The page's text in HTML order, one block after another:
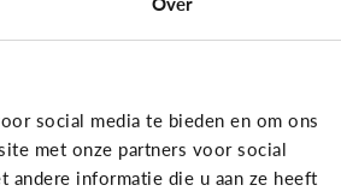
social media te bieden en om ons
met onze partners voor social
andere informatie die u aan ze heeft
informatiewebsites
kinderen en jongeren?